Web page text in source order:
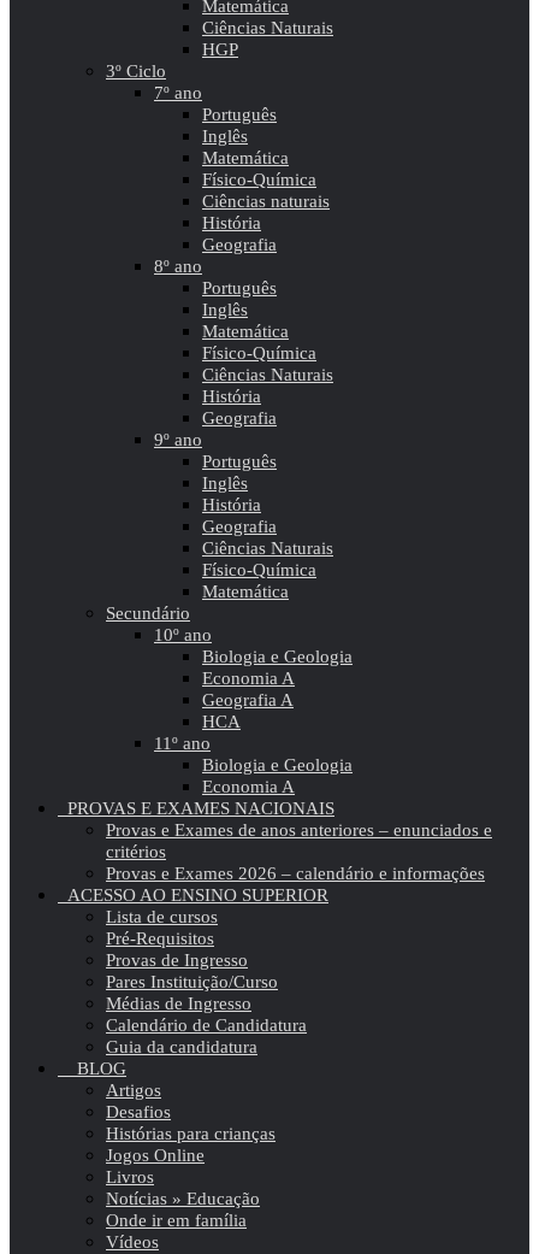
Matemática
Ciências Naturais
HGP
3º Ciclo
7º ano
Português
Inglês
Matemática
Físico-Química
Ciências naturais
História
Geografia
8º ano
Português
Inglês
Matemática
Físico-Química
Ciências Naturais
História
Geografia
9º ano
Português
Inglês
História
Geografia
Ciências Naturais
Físico-Química
Matemática
Secundário
10º ano
Biologia e Geologia
Economia A
Geografia A
HCA
11º ano
Biologia e Geologia
Economia A
PROVAS E EXAMES NACIONAIS
Provas e Exames de anos anteriores – enunciados e
critérios
Provas e Exames 2026 – calendário e informações
ACESSO AO ENSINO SUPERIOR
Lista de cursos
Pré-Requisitos
Provas de Ingresso
Pares Instituição/Curso
Médias de Ingresso
Calendário de Candidatura
Guia da candidatura
BLOG
Artigos
Desafios
Histórias para crianças
Jogos Online
Livros
Notícias » Educação
Onde ir em família
Vídeos